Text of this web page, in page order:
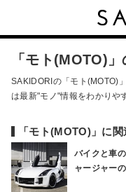
「モト(MOTO)
SAKIDORIの「モト(MOTO)
は最新"モノ"情報をわかりや
「モト(MOTO)」に
バイクと車
ャージャー